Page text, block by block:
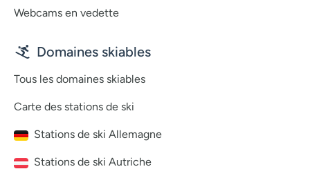
Webcams en vedette
Domaines skiables
Tous les domaines skiables
Carte des stations de ski
Stations de ski Allemagne
Stations de ski Autriche